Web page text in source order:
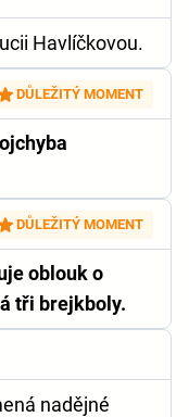
Havlíčkovou.
DŮLEŽITÝ MOMENT
DŮLEŽITÝ MOMENT
oblouk o
tři brejkboly.
nadějné